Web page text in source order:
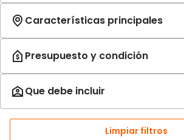
Limpiar filtros